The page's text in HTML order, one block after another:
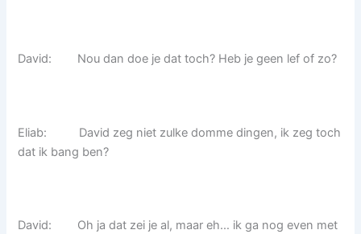
David: Nou dan doe je dat toch? Heb je geen lef of zo?
Eliab: David zeg niet zulke domme dingen, ik zeg toch
dat ik bang ben?
David: Oh ja dat zei je al, maar eh… ik ga nog even met